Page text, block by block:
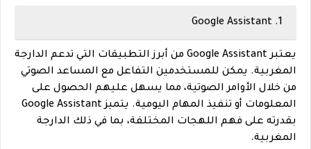
1.
Google Assistant
يعتبر Google Assistant من أبرز التطبيقات التي تدعم الدارجة
المغربية. يمكن للمستخدمين التفاعل مع المساعد الصوتي
من خلال الأوامر الصوتية، مما يسهل عليهم الحصول على
المعلومات أو تنفيذ المهام اليومية. يتميز Google Assistant
بقدرته على فهم اللهجات المختلفة، بما في ذلك الدارجة
المغربية.